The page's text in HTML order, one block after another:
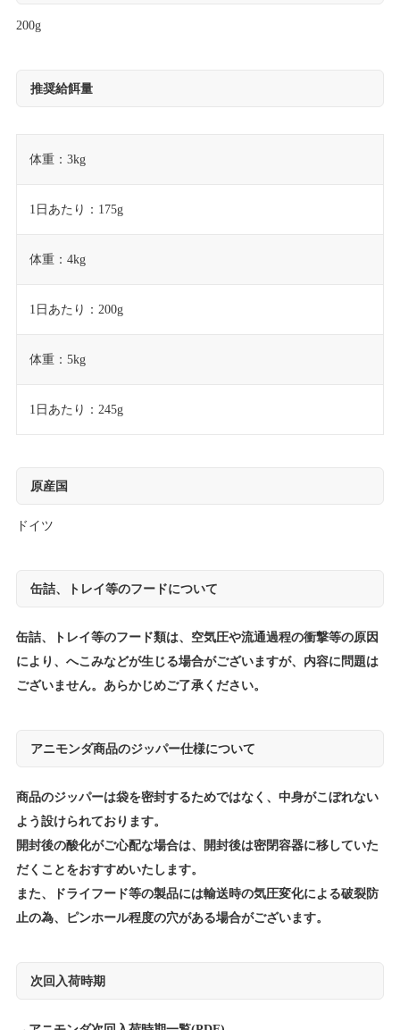
200g
推奨給餌量
体重：3kg
1日あたり：175g
体重：4kg
1日あたり：200g
体重：5kg
1日あたり：245g
原産国
ドイツ
缶詰、トレイ等のフードについて
缶詰、トレイ等のフード類は、空気圧や流通過程の衝撃等の原因
により、へこみなどが生じる場合がございますが、内容に問題は
ございません。あらかじめご了承ください。
アニモンダ商品のジッパー仕様について
商品のジッパーは袋を密封するためではなく、中身がこぼれない
よう設けられております。
開封後の酸化がご心配な場合は、開封後は密閉容器に移していた
だくことをおすすめいたします。
また、ドライフード等の製品には輸送時の気圧変化による破裂防
止の為、ピンホール程度の穴がある場合がございます。
次回入荷時期